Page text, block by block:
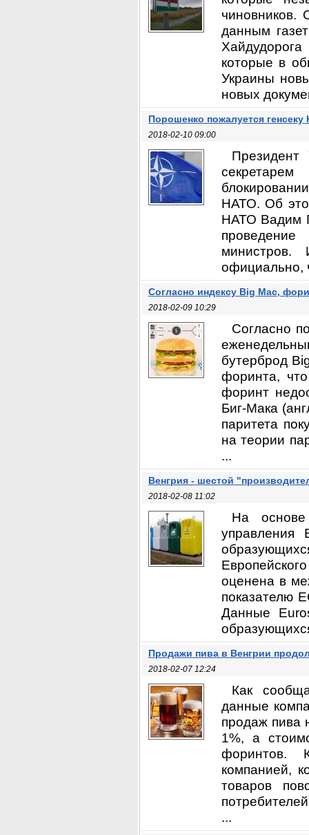
чиновников.
данным
которые в
Украины
новых
Порошенко пожалуется
2018-02-10 09:00
НАТО. Об
НАТО Вадим
официально,
Согласно индексу Big Mac,
2018-02-09 10:29
Согласно
бутерброд
форинта,
форинт
Биг-Мака
паритета
на теории
...
Венгрия - шестой
2018-02-08 11:02
На основе
управления
оценена в
показателю
Данные
Продажи пива в Венгрии
2018-02-07 12:24
Как
данные
продаж пива
1%, а
форинтов.
компанией,
товаров
...